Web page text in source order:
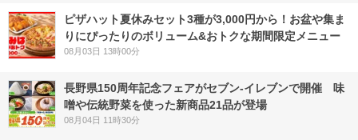
ピザハット夏休みセット3種が3,000円から！お盆や集ま
りにぴったりのボリューム&おトクな期間限定メニュー
08月03日 13時00分
長野県150周年記念フェアがセブン-イレブンで開催 味
噌や伝統野菜を使った新商品21品が登場
08月04日 11時30分